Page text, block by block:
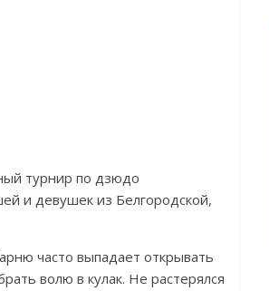
турнир по дзюдо
и девушек из Белгородской,
часто выпадает открывать
волю в кулак. Не растерялся